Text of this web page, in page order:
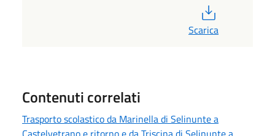
Scarica
Contenuti correlati
Trasporto scolastico da Marinella di Selinunte a